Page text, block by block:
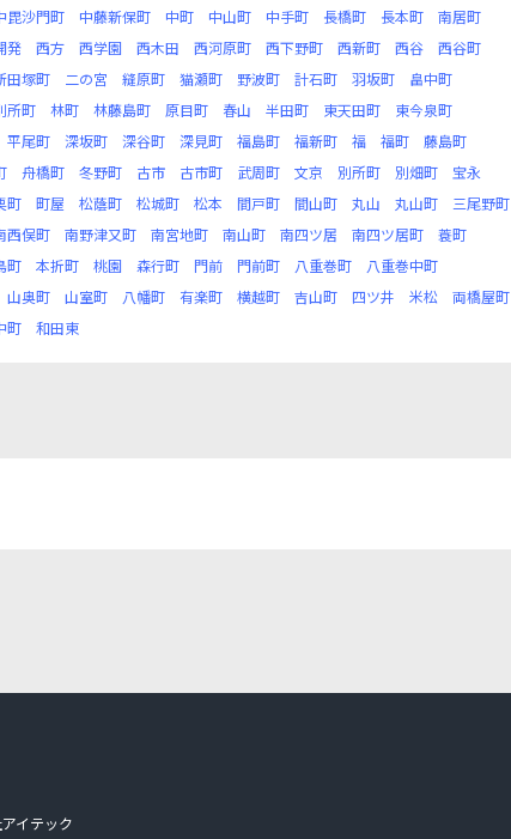
毘沙門町 中藤新保町 中町 中山町 中手町 長橋町 長本町
南居町
発 西方 西学園 西木田 西河原町 西下野町 西新町 西谷
西谷町
田塚町 二の宮 縫原町 猫瀬町 野波町 計石町 羽坂町
畠中町
所町 林町 林藤島町 原目町 春山 半田町 東天田町
東今泉町
平尾町 深坂町 深谷町 深見町 福島町 福新町 福 福町
藤島町
舟橋町 冬野町 古市 古市町 武周町 文京 別所町 別畑町
宝永
町 町屋 松蔭町 松城町 松本 間戸町 間山町 丸山 丸山町
三尾野町
西俣町 南野津又町 南宮地町 南山町 南四ツ居 南四ツ居町
蓑町
町 本折町 桃園 森行町 門前 門前町 八重巻町
八重巻中町
山奥町 山室町 八幡町 有楽町 横越町 吉山町 四ツ井 米松
両橋屋町
町 和田東
イテック